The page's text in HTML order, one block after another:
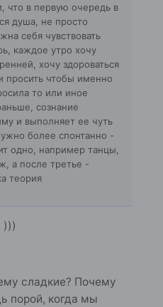
что в первую очередь в
душа, не просто
себя чувствовать
каждое утро хочу
хочу здороваться
просить чтобы именно
то или иное
сознание
и выполняет ее чуть
более спонтанно -
одно, например танцы,
а после третье -
теория
)))
сладкие? Почему
порой, когда мы